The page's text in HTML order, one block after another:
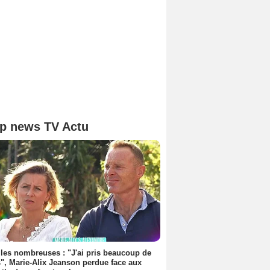
news TV Actu
nombreuses : "J'ai pris beaucoup de
Marie-Alix Jeanson perdue face aux